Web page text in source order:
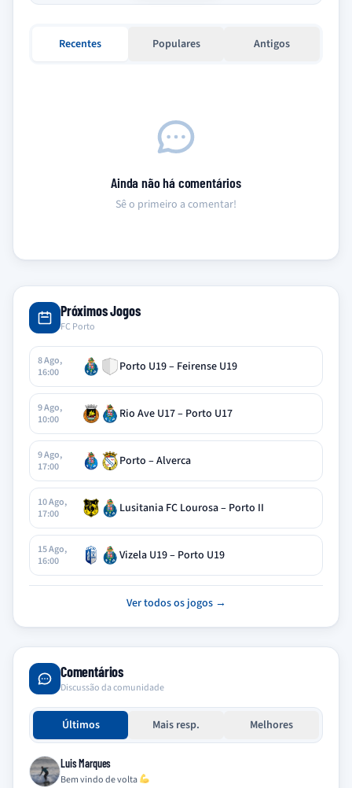
Recentes Populares Antigos
Ainda não há comentários
Sê o primeiro a comentar!
Próximos Jogos
FC Porto
8 Ago,
16:00
Porto U19 – Feirense U19
9 Ago,
10:00
Rio Ave U17 – Porto U17
9 Ago,
17:00
Porto – Alverca
10 Ago,
17:00
Lusitania FC Lourosa – Porto II
15 Ago,
16:00
Vizela U19 – Porto U19
Ver todos os jogos →
Comentários
Discussão da comunidade
Últimos Mais resp. Melhores
Luis Marques
Bem vindo de volta